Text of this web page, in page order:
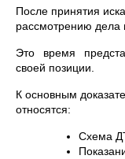
После принятия
рассмотрению дела
Это время
своей позиции.
К основным
относятся:
Схема